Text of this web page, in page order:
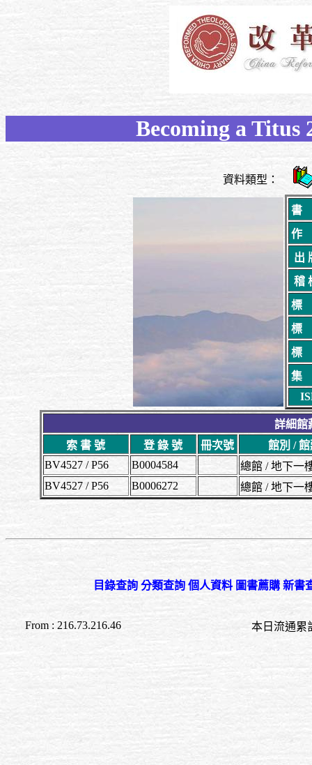
Becoming a Titus
資料類型：
出
稽
詳細館
索 書 號
登 錄 號 冊次號
館別 /
BV4527 / P56
B0004584
總館 / 地下
BV4527 / P56
B0006272 總館 / 地下
目錄查詢 分類查詢 個人資料 圖書薦購 新書
From : 216.73.216.46 本日流通累計